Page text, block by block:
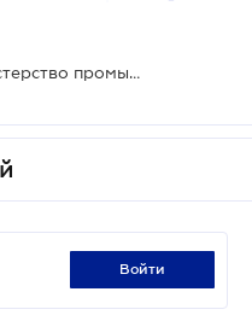
В Украине могут создать Министерство промышленности
войти